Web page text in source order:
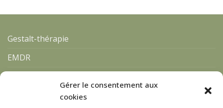
Gérer le consentement aux
cookies
Gestalt-thérapie
EMDR